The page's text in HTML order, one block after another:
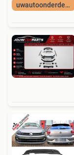
uwautoonderdeelNL